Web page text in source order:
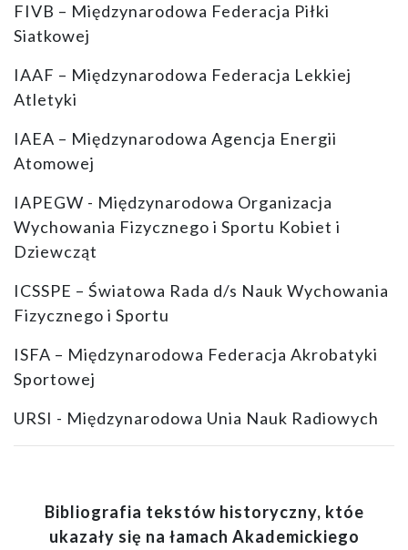
FIVB – Międzynarodowa Federacja Piłki
Siatkowej
IAAF – Międzynarodowa Federacja Lekkiej
Atletyki
IAEA – Międzynarodowa Agencja Energii
Atomowej
IAPEGW - Międzynarodowa Organizacja
Wychowania Fizycznego i Sportu Kobiet i
Dziewcząt
ICSSPE – Światowa Rada d/s Nauk Wychowania
Fizycznego i Sportu
ISFA – Międzynarodowa Federacja Akrobatyki
Sportowej
URSI - Międzynarodowa Unia Nauk Radiowych
Bibliografia tekstów historyczny, któe
ukazały się na łamach Akademickiego